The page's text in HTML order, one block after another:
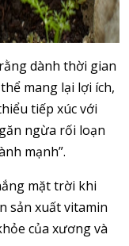
dành thời gian
mang lại lợi ích,
tiếp xúc với
ngừa rối loạn
mạnh”.
mặt trời khi
sản xuất vitamin
của xương và